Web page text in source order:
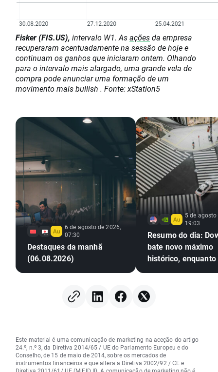
Fisker (FIS.US), intervalo W1. Asaçõesda empresa
recuperaram acentuadamente na sessão de hoje e
continuam os ganhos que iniciaram ontem. Olhando
para o intervalo mais alargado, uma grande vela de
compra pode anunciar uma formação de um
movimento mais bullish . Fonte: xStation5
6 de agosto de 2026,
07:30
Destaques da manhã
(06.08.2026)
5 de agosto
19:03
Resumo do dia:
bate novo máximo
histórico, enquanto
Este material é uma comunicação de marketing na aceção do artigo
24.º, n.º 3, da Diretiva 2014/65 / UE do Parlamento Europeu e do
Conselho, de 15 de maio de 2014, sobre os mercados de
instrumentos financeiros e que altera a Diretiva 2002/92 / CE e